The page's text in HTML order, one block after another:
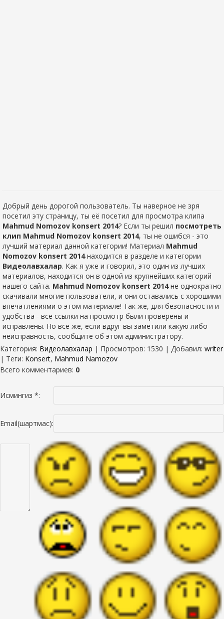
Добрый день дорогой пользователь. Ты наверное не зря
посетил эту страницу, ты её посетил для просмотра клипа
Mahmud Nomozov konsert 2014? Если ты решил посмотреть
клип Mahmud Nomozov konsert 2014, ты не ошибся - это
лучший материал данной категории! Материал Mahmud
Nomozov konsert 2014находится в разделе и категории
Видеолавхалар. Как я уже и говорил, это один из лучших
материалов, находится он в одной из крупнейших категорий
нашего сайта. Mahmud Nomozov konsert 2014не однократно
скачивали многие пользователи, и они оставались с хорошими
впечатлениями о этом материале! Так же, для безопасности и
удобства - все ссылки на просмотр были проверены и
исправлены. Но все же, если вдруг вы заметили какую либо
неисправность, сообщите об этом администратору.
Категория: Видеолавхалар | Просмотров: 1530 | Добавил: writer
| Теги: Konsert, Mahmud Namozov
Всего комментариев: 0
Исмингиз *:
Email(шартмас):